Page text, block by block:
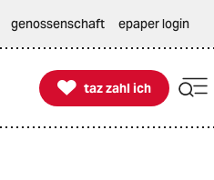
genossenschaft epaper login

taz zahl ich
taz zahl ich